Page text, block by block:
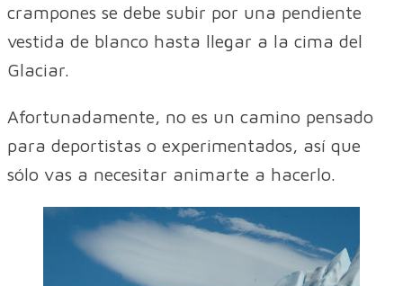
crampones se debe subir por una pendiente
vestida de blanco hasta llegar a la cima del
Glaciar.
Afortunadamente, no es un camino pensado
para deportistas o experimentados, así que
sólo vas a necesitar animarte a hacerlo.